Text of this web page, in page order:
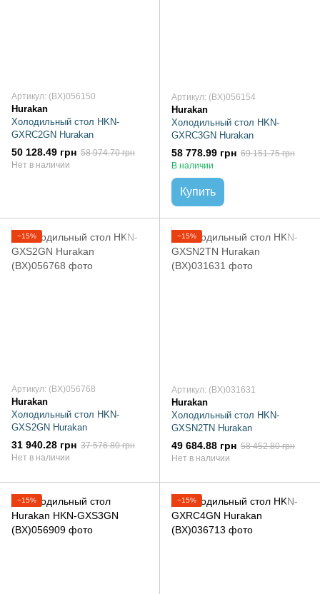
Артикул: (BX)056150
Hurakan
Холодильный стол HKN-
GXRC2GN Hurakan
50 128.49 грн 58 974.70 грн
Нет в наличии
Артикул: (BX)056154
Hurakan
Холодильный стол HKN-
GXRC3GN Hurakan
58 778.99 грн 69 151.75 грн
В наличии
Купить
−15%
Артикул: (BX)056768
Hurakan
Холодильный стол HKN-
GXS2GN Hurakan
31 940.28 грн 37 576.80 грн
Нет в наличии
−15%
Артикул: (BX)031631
Hurakan
Холодильный стол HKN-
GXSN2TN Hurakan
49 684.88 грн 58 452.80 грн
Нет в наличии
−15% −15%